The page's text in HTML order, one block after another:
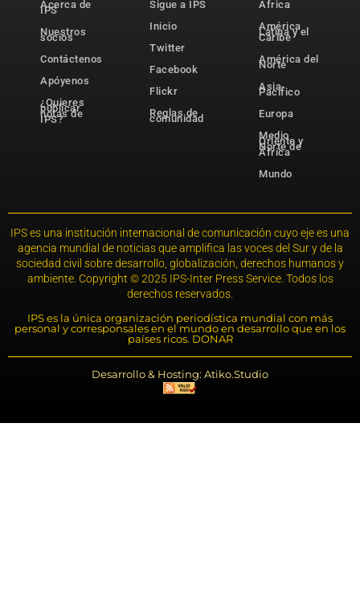
Acerca de
IPS
Nuestros
socios
Contáctenos
Apóyenos
¿Quieres
publicar
notas de
IPS?
Sigue a IPS
Inicio
Twitter
Facebook
Flickr
Reglas de
comunidad
África
América
Latina y el
Caribe
América del
Norte
Asia-
Pacífico
Europa
Medio
Oriente y
Norte de
África
Mundo
IPS es una institución internacional de comunicación cuyo eje es una
agencia mundial de noticias que amplifica las voces del Sur y de la
sociedad civil sobre desarrollo, globalización, derechos humanos y
ambiente. Copyright © 2025 IPS-Inter Press Service. Todos los
derechos reservados.
IPS es la única organización periodística mundial con más
personal y corresponsales en el mundo en desarrollo que en los
países ricos. DONAR
Desarrollo & Hosting: Atiko.Studio